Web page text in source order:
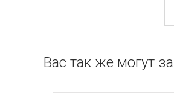
Вас так же могут